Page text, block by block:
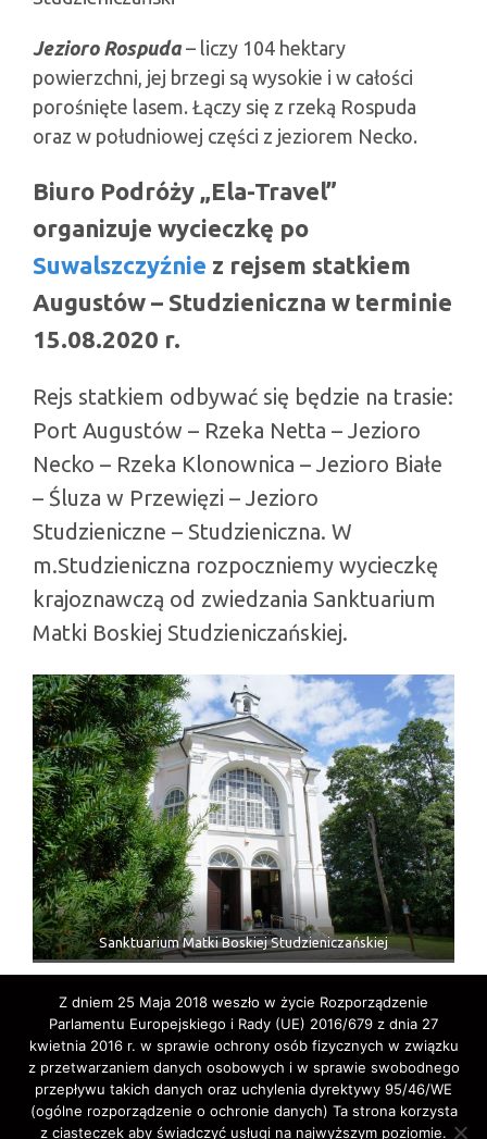
Jezioro Rospuda – liczy 104 hektary
powierzchni, jej brzegi są wysokie i w całości
porośnięte lasem. Łączy się z rzeką Rospuda
oraz w południowej części z jeziorem Necko.
Biuro Podróży „Ela-Travel”
organizuje wycieczkę po
Suwalszczyźnie z rejsem statkiem
Augustów – Studzieniczna w terminie
15.08.2020 r.
Rejs statkiem odbywać się będzie na trasie:
Port Augustów – Rzeka Netta – Jezioro
Necko – Rzeka Klonownica – Jezioro Białe
– Śluza w Przewięzi – Jezioro
Studzieniczne – Studzieniczna. W
m.Studzieniczna rozpoczniemy wycieczkę
krajoznawczą od zwiedzania Sanktuarium
Matki Boskiej Studzieniczańskiej.
Sanktuarium Matki Boskiej Studzieniczańskiej
Z dniem 25 Maja 2018 weszło w życie Rozporządzenie
Parlamentu Europejskiego i Rady (UE) 2016/679 z dnia 27
kwietnia 2016 r. w sprawie ochrony osób fizycznych w związku
z przetwarzaniem danych osobowych i w sprawie swobodnego
przepływu takich danych oraz uchylenia dyrektywy 95/46/WE
(ogólne rozporządzenie o ochronie danych) Ta strona korzysta
z ciasteczek aby świadczyć usługi na najwyższym poziomie.